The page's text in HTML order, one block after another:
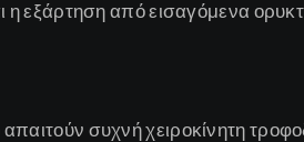
εξάρτηση από εισαγόμενα
συχνή χειροκίνητη